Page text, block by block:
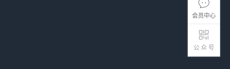
会员中心
公 众 号